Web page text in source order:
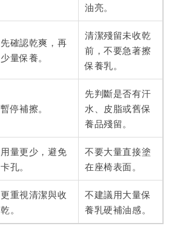
油亮。
先確認乾爽，再
少量保養。
清潔殘留未收乾
前，不要急著擦
保養乳。
暫停補擦。
先判斷是否有汗
水、皮脂或舊保
養品殘留。
用量更少，避免
卡孔。
不要大量直接塗
在座椅表面。
更重視清潔與收
乾。
不建議用大量保
養乳硬補油感。